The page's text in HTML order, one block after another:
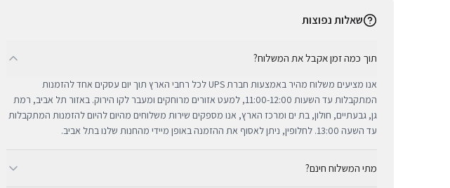
שאלות נפוצות
תוך כמה זמן אקבל את המשלוח?
אנו מציעים משלוח מהיר באמצעות חברת UPS לכל רחבי הארץ תוך יום עסקים אחד להזמנות
המתקבלות עד השעות 11:00-12:00, למעט אזורים מרוחקים ומעבר לקו הירוק. באזור תל אביב, רמת
גן, גבעתיים, חולון, בת ים ומרכז הארץ, אנו מספקים שירות משלוחים מהיום להיום להזמנות המתקבלות
עד השעה 13:00. לחלופין, ניתן לאסוף את ההזמנה באופן מיידי מהחנות שלנו בתל אביב.
מתי המשלוח חינם?